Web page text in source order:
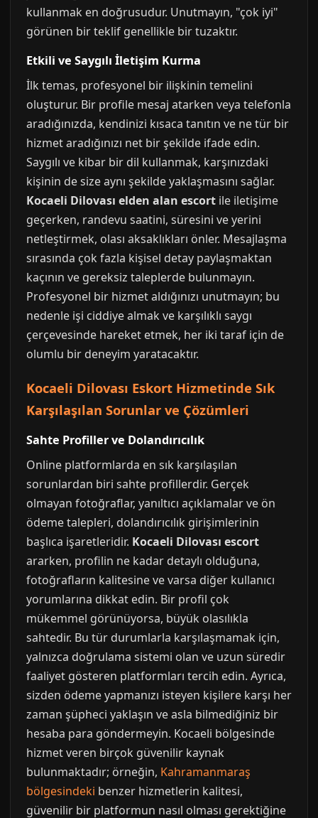
kullanmak en doğrusudur. Unutmayın, "çok iyi"
görünen bir teklif genellikle bir tuzaktır.
Etkili ve Saygılı İletişim Kurma
İlk temas, profesyonel bir ilişkinin temelini
oluşturur. Bir profile mesaj atarken veya telefonla
aradığınızda, kendinizi kısaca tanıtın ve ne tür bir
hizmet aradığınızı net bir şekilde ifade edin.
Saygılı ve kibar bir dil kullanmak, karşınızdaki
kişinin de size aynı şekilde yaklaşmasını sağlar.
Kocaeli Dilovası elden alan escort ile iletişime
geçerken, randevu saatini, süresini ve yerini
netleştirmek, olası aksaklıkları önler. Mesajlaşma
sırasında çok fazla kişisel detay paylaşmaktan
kaçının ve gereksiz taleplerde bulunmayın.
Profesyonel bir hizmet aldığınızı unutmayın; bu
nedenle işi ciddiye almak ve karşılıklı saygı
çerçevesinde hareket etmek, her iki taraf için de
olumlu bir deneyim yaratacaktır.
Kocaeli Dilovası Eskort Hizmetinde Sık
Karşılaşılan Sorunlar ve Çözümleri
Sahte Profiller ve Dolandırıcılık
Online platformlarda en sık karşılaşılan
sorunlardan biri sahte profillerdir. Gerçek
olmayan fotoğraflar, yanıltıcı açıklamalar ve ön
ödeme talepleri, dolandırıcılık girişimlerinin
başlıca işaretleridir. Kocaeli Dilovası escort
ararken, profilin ne kadar detaylı olduğuna,
fotoğrafların kalitesine ve varsa diğer kullanıcı
yorumlarına dikkat edin. Bir profil çok
mükemmel görünüyorsa, büyük olasılıkla
sahtedir. Bu tür durumlarla karşılaşmamak için,
yalnızca doğrulama sistemi olan ve uzun süredir
faaliyet gösteren platformları tercih edin. Ayrıca,
sizden ödeme yapmanızı isteyen kişilere karşı her
zaman şüpheci yaklaşın ve asla bilmediğiniz bir
hesaba para göndermeyin. Kocaeli bölgesinde
hizmet veren birçok güvenilir kaynak
bulunmaktadır; örneğin, Kahramanmaraş
bölgesindeki benzer hizmetlerin kalitesi,
güvenilir bir platformun nasıl olması gerektiğine